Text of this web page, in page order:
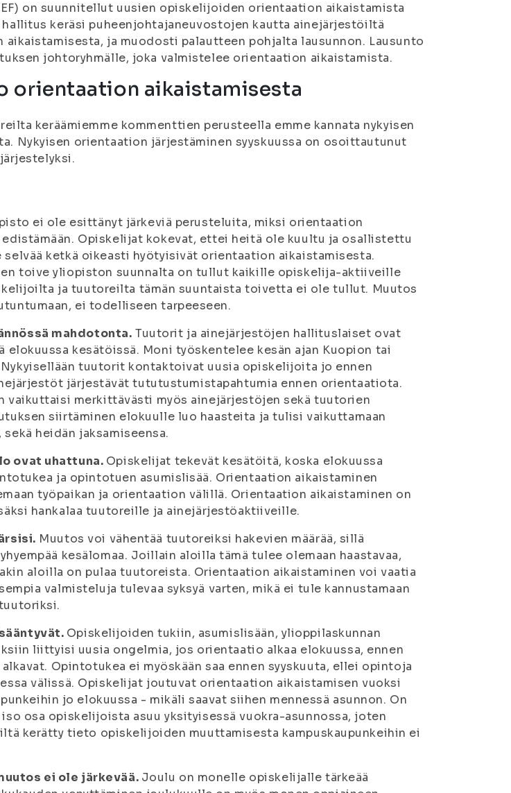
on suunnitellut uusien opiskelijoiden orientaation aikaistamista
hallitus keräsi puheenjohtajaneuvostojen kautta ainejärjestöiltä
ja muodosti palautteen pohjalta lausunnon. Lausunto
johtoryhmälle, joka valmistelee orientaation aikaistamista.
orientaation aikaistamisesta
keräämiemme kommenttien perusteella emme kannata nykyisen
Nykyisen orientaation järjestäminen syyskuussa on osoittautunut
ei ole esittänyt järkeviä perusteluita, miksi orientaation
Opiskelijat kokevat, ettei heitä ole kuultu ja osallistettu
selvää ketkä oikeasti hyötyisivät orientaation aikaistamisesta.
toive yliopiston suunnalta on tullut kaikille opiskelija-aktiiveille
ja tuutoreilta tämän suuntaista toivetta ei ole tullut. Muutos
ei todelliseen tarpeeseen.
mahdotonta. Tuutorit ja ainejärjestöjen hallituslaiset ovat
elokuussa kesätöissä. Moni työskentelee kesän ajan Kuopion tai
tuutorit kontaktoivat uusia opiskelijoita jo ennen
järjestävät tututustumistapahtumia ennen orientaatiota.
vaikuttaisi merkittävästi myös ainejärjestöjen sekä tuutorien
siirtäminen elokuulle luo haasteita ja tulisi vaikuttamaan
heidän jaksamiseensa.
ovat uhattuna. Opiskelijat tekevät kesätöitä, koska elokuussa
ja opintotuen asumislisää. Orientaation aikaistaminen
työpaikan ja orientaation välillä. Orientaation aikaistaminen on
hankalaa tuutoreille ja ainejärjestöaktiiveille.
Muutos voi vähentää tuutoreiksi hakevien määrää, sillä
kesälomaa. Joillain aloilla tämä tulee olemaan haastavaa,
aloilla on pulaa tuutoreista. Orientaation aikaistaminen voi vaatia
valmisteluja tulevaa syksyä varten, mikä ei tule kannustamaan
Opiskelijoiden tukiin, asumislisään, ylioppilaskunnan
liittyisi uusia ongelmia, jos orientaatio alkaa elokuussa, ennen
Opintotukea ei myöskään saa ennen syyskuuta, ellei opintoja
välissä. Opiskelijat joutuvat orientaation aikaistamisen vuoksi
jo elokuussa - mikäli saavat siihen mennessä asunnon. On
osa opiskelijoista asuu yksityisessä vuokra-asunnossa, joten
kerätty tieto opiskelijoiden muuttamisesta kampuskaupunkeihin ei
ei ole järkevää. Joulu on monelle opiskelijalle tärkeää